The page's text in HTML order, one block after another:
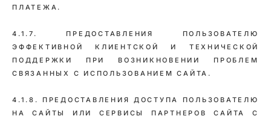
ПЛАТЕЖА.
4.1.7. ПРЕДОСТАВЛЕНИЯ ПОЛЬЗОВАТЕЛЮ
ЭФФЕКТИВНОЙ КЛИЕНТСКОЙ И ТЕХНИЧЕСКОЙ
ПОДДЕРЖКИ ПРИ ВОЗНИКНОВЕНИИ ПРОБЛЕМ
СВЯЗАННЫХ С ИСПОЛЬЗОВАНИЕМ САЙТА.
4.1.8. ПРЕДОСТАВЛЕНИЯ ДОСТУПА ПОЛЬЗОВАТЕЛЮ
НА САЙТЫ ИЛИ СЕРВИСЫ ПАРТНЕРОВ САЙТА С